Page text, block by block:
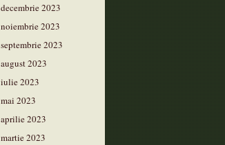
decembrie 2023
noiembrie 2023
septembrie 2023
august 2023
iulie 2023
mai 2023
aprilie 2023
martie 2023